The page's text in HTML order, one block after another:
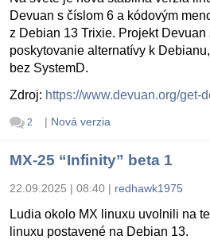
Devuan s číslom 6 a kódovým
z Debian 13 Trixie. Projekt Devuan
poskytovanie alternatívy k
bez SystemD.
Zdroj: https://www.devuan.org/get-
2 | Nová verzia
MX-25 “Infinity” beta 1
22.09.2025 | 08:40 | redhawk1975
Ludia okolo MX linuxu uvolnili na
linuxu postavené na Debian 13.